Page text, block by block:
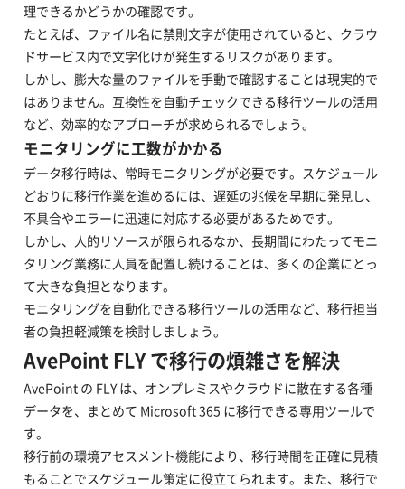
理できるかどうかの確認です。
たとえば、ファイル名に禁則文字が使用されていると、クラウ
ドサービス内で文字化けが発生するリスクがあります。
しかし、膨大な量のファイルを手動で確認することは現実的で
はありません。互換性を自動チェックできる移行ツールの活用
など、効率的なアプローチが求められるでしょう。
モニタリングに工数がかかる
データ移行時は、常時モニタリングが必要です。スケジュール
どおりに移行作業を進めるには、遅延の兆候を早期に発見し、
不具合やエラーに迅速に対応する必要があるためです。
しかし、人的リソースが限られるなか、長期間にわたってモニ
タリング業務に人員を配置し続けることは、多くの企業にとっ
て大きな負担となります。
モニタリングを自動化できる移行ツールの活用など、移行担当
者の負担軽減策を検討しましょう。
AvePoint FLY で移行の煩雑さを解決
AvePoint の FLY は、オンプレミスやクラウドに散在する各種
データを、まとめて Microsoft 365 に移行できる専用ツールで
す。
移行前の環境アセスメント機能により、移行時間を正確に見積
もることでスケジュール策定に役立てられます。また、移行で